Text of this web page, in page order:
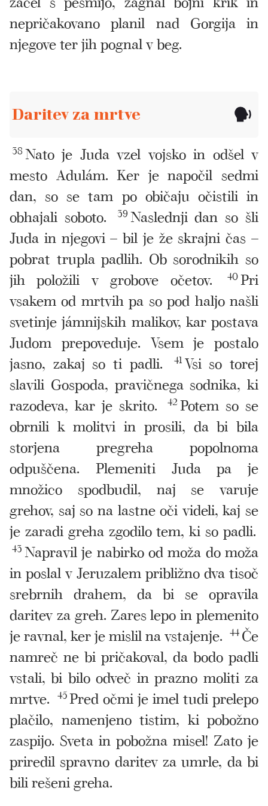
nepričakovano planil nad Gorgija in
njegove ter jih pognal v beg.
Daritev za mrtve
38 Nato je Juda vzel vojsko in odšel v
mesto Adulám. Ker je napočil sedmi
dan, so se tam po običaju očistili in
obhajali soboto.
39 Naslednji dan so šli
Juda in njegovi – bil je že skrajni čas –
pobrat trupla padlih. Ob sorodnikih so
jih položili v grobove očetov.
40Pri
vsakem od mrtvih pa so pod haljo našli
svetinje jámnijskih malikov, kar postava
Judom prepoveduje. Vsem je postalo
jasno, zakaj so ti padli.
41 Vsi so torej
slavili Gospoda, pravičnega sodnika, ki
razodeva, kar je skrito.
42Potem so se
obrnili k molitvi in prosili, da bi bila
storjena pregreha popolnoma
odpuščena. Plemeniti Juda pa je
množico spodbudil, naj se varuje
grehov, saj so na lastne oči videli, kaj se
je zaradi greha zgodilo tem, ki so padli.
43 Napravil je nabirko od moža do moža
in poslal v Jeruzalem približno dva tisoč
srebrnih drahem, da bi se opravila
daritev za greh. Zares lepo in plemenito
je ravnal, ker je mislil na vstajenje. 44 Če
namreč ne bi pričakoval, da bodo padli
vstali, bi bilo odveč in prazno moliti za
mrtve. 45Pred očmi je imel tudi prelepo
plačilo, namenjeno tistim, ki pobožno
zaspijo. Sveta in pobožna misel! Zato je
priredil spravno daritev za umrle, da bi
bili rešeni greha.